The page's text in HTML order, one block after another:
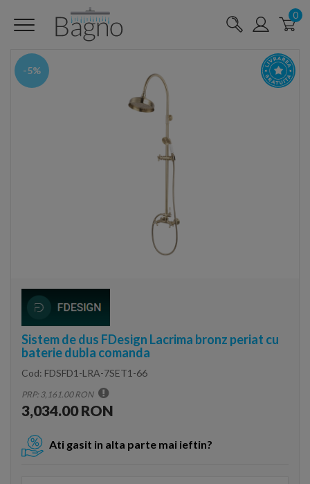
0
-5%
Sistem de dus FDesign Lacrima bronz periat cu
baterie dubla comanda
Cod: FDSFD1-LRA-7SET1-66
PRP: 3,161.00 RON
3,034.00 RON
Ati gasit in alta parte mai ieftin?